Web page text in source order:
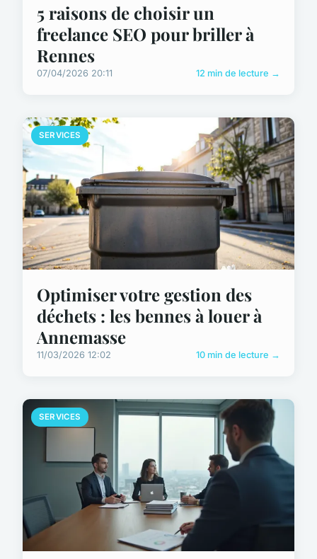
5 raisons de choisir un
freelance SEO pour briller à
Rennes
07/04/2026 20:11 12 min de lecture →
SERVICES
Optimiser votre gestion des
déchets : les bennes à louer à
Annemasse
11/03/2026 12:02 10 min de lecture →
SERVICES